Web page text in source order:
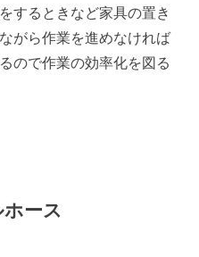
するときなど家具の置き
がら作業を進めなければ
ので作業の効率化を図る
ース